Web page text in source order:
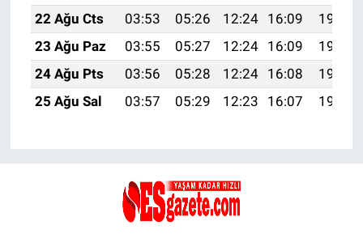
22 Ağu Cts
03:53 05:26 12:24 16:09
19:12
23 Ağu Paz
03:55 05:27 12:24 16:09
19:10
24 Ağu Pts
03:56 05:28 12:24 16:08
19:09
25 Ağu Sal
03:57 05:29 12:23 16:07 19:07